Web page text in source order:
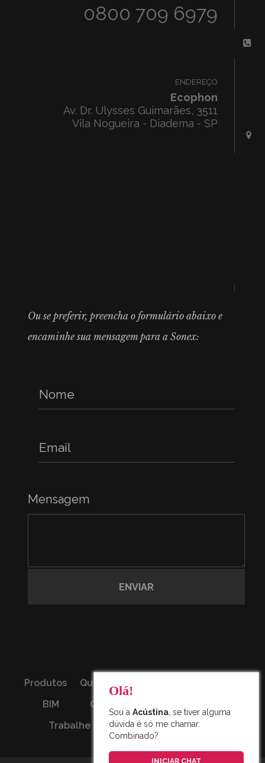
0800 709 6979
ENDEREÇO
Ecophon
Av. Dr. Ulysses Guimarães, 3511
Vila Nogueira - Diadema - SP
Ou se preferir, preencha o formulário abaixo e
encaminhe sua mensagem para a Sonex:
Mensagem
Produtos Quem somos
BIM
Cases
Trabalhe Conosco
Contato
Olá!
Sou a Acústina , se tiver alguma
dúvida é só me chamar.
Combinado?
INICIAR CHAT